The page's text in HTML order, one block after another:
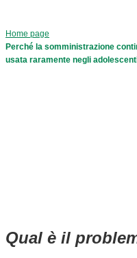
Home page
Perché la somministrazione
usata raramente negli
Qual è il